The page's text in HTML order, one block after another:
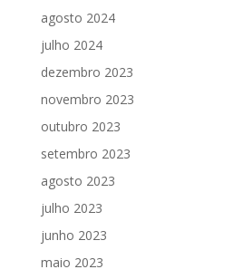
agosto 2024
julho 2024
dezembro 2023
novembro 2023
outubro 2023
setembro 2023
agosto 2023
julho 2023
junho 2023
maio 2023